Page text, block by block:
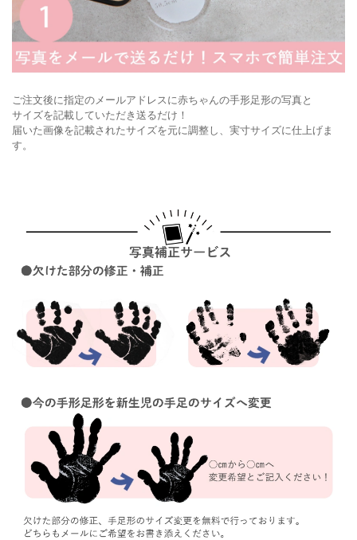
ご注文後に指定のメールアドレスに赤ちゃんの手形足形の写真と
サイズを記載していただき送るだけ！
届いた画像を記載されたサイズを元に調整し、実寸サイズに仕上げま
す。